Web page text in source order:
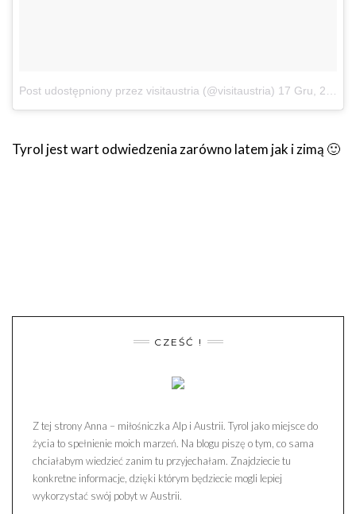
Post udostępniony przez visitaustria (@visitaustria) 17 Gru, 2017 o 3:04 PST
Tyrol jest wart odwiedzenia zarówno latem jak i zimą 🙂
CZEŚĆ !
Z tej strony Anna – miłośniczka Alp i Austrii. Tyrol jako miejsce do
życia to spełnienie moich marzeń. Na blogu piszę o tym, co sama
chciałabym wiedzieć zanim tu przyjechałam. Znajdziecie tu
konkretne informacje, dzięki którym będziecie mogli lepiej
wykorzystać swój pobyt w Austrii.